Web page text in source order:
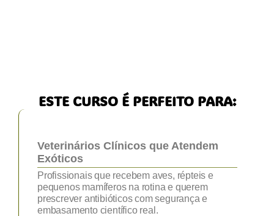
ESTE CURSO É PERFEITO PARA:
Veterinários Clínicos que Atendem
Exóticos
Profissionais que recebem aves, répteis e
pequenos mamíferos na rotina e querem
prescrever antibióticos com segurança e
embasamento científico real.